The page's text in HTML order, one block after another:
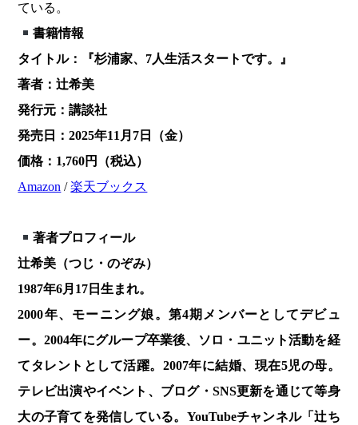
ている。
書籍情報
タイトル：『杉浦家、7人生活スタートです。』
著者：辻希美
発行元：講談社
発売日：2025年11月7日（金）
価格：1,760円（税込）
Amazon /楽天ブックス
著者プロフィール
辻希美（つじ・のぞみ）
1987年6月17日生まれ。
2000年、モーニング娘。第4期メンバーとしてデビュ
ー。2004年にグループ卒業後、ソロ・ユニット活動を経
てタレントとして活躍。2007年に結婚、現在5児の母。
テレビ出演やイベント、ブログ・SNS更新を通じて等身
大の子育てを発信している。YouTubeチャンネル「辻ち